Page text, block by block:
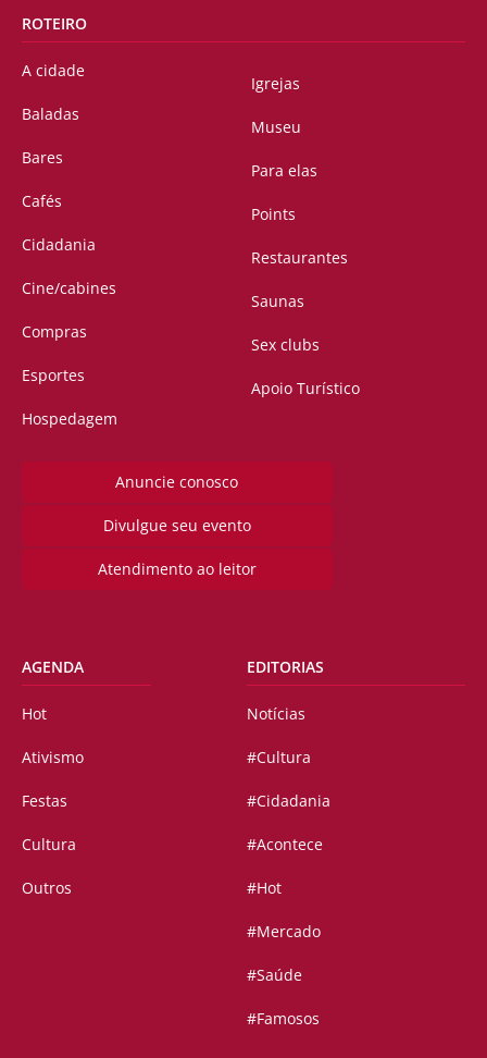
ROTEIRO
A cidade
Baladas
Bares
Cafés
Cidadania
Cine/cabines
Compras
Esportes
Hospedagem
Igrejas
Museu
Para elas
Points
Restaurantes
Saunas
Sex clubs
Apoio Turístico
Anuncie conosco
Divulgue seu evento
Atendimento ao leitor
AGENDA
Hot
Ativismo
Festas
Cultura
Outros
EDITORIAS
Notícias
#Cultura
#Cidadania
#Acontece
#Hot
#Mercado
#Saúde
#Famosos